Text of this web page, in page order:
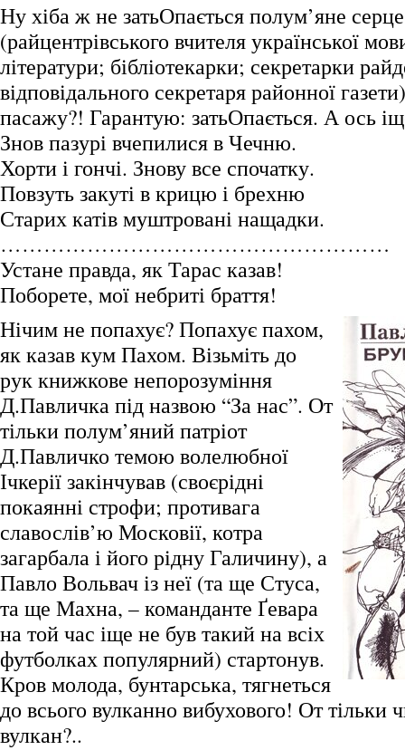
Ну хіба ж не затьОпається полум’яне серце
(райцентрівського вчителя української
літератури; бібліотекарки; секретарки
відповідального секретаря районної
пасажу?! Гарантую: затьОпається. А ось
Знов пазурі вчепилися в Чечню.
Хорти і гончі. Знову все спочатку.
Повзуть закуті в крицю і брехню
Старих катів муштровані нащадки.
………………………………………………
Устане правда, як Тарас казав!
Поборете, мої небриті браття!
Нічим не попахує? Попахує пахом,
як казав кум Пахом. Візьміть до
рук книжкове непорозуміння
Д.Павличка під назвою “За нас”. От
тільки полум’яний патріот
Д.Павличко темою волелюбної
Ічкерії закінчував (своєрідні
покаянні строфи; противага
славослів’ю Московії, котра
загарбала і його рідну Галичину), а
Павло Вольвач із неї (та ще Стуса,
та ще Махна, – команданте Ґевара
на той час іще не був такий на всіх
футболках популярний) стартонув.
Кров молода, бунтарська, тягнеться
до всього вулканно вибухового! От тільки
вулкан?..